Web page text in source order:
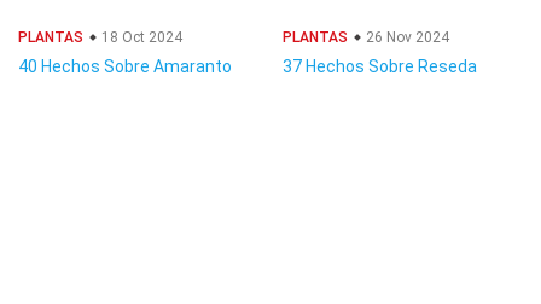
PLANTAS 18 Oct 2024
40 Hechos Sobre Amaranto
PLANTAS 26 Nov 2024
37 Hechos Sobre Reseda